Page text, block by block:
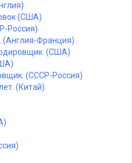
(США)
Россия)
(Англия-Франция)
(США)
(СССР-Россия)
(Китай)